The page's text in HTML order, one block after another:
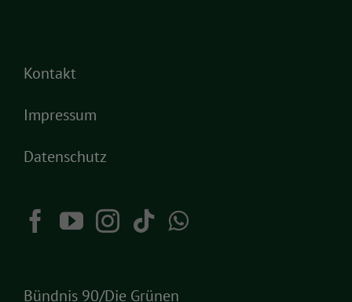
Kontakt
Impressum
Datenschutz
Bündnis 90/Die Grünen